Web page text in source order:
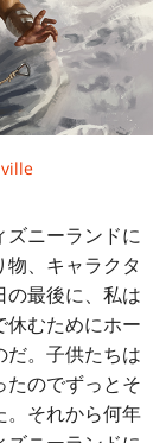
ニーランドに
、キャラクタ
の最後に、私は
休むためにホー
だ。子供たちは
たのでずっとそ
。それから何年